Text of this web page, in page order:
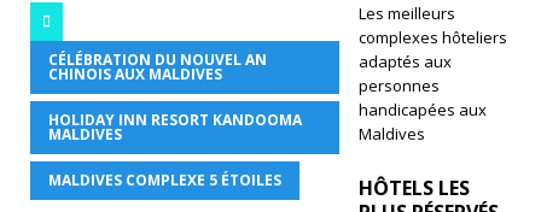
m
CÉLÉBRATION DU NOUVEL AN
CHINOIS AUX MALDIVES
HOLIDAY INN RESORT KANDOOMA
MALDIVES
MALDIVES COMPLEXE 5 ÉTOILES
Les meilleurs
complexes hôteliers
adaptés aux
personnes
handicapées aux
Maldives
HÔTELS LES